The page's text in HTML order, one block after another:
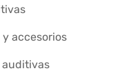
accesorios
auditivas